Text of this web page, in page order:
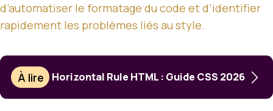
d’automatiser le formatage du code et d’identifier
rapidement les problèmes liés au style.
À lire Horizontal Rule HTML : Guide CSS 2026